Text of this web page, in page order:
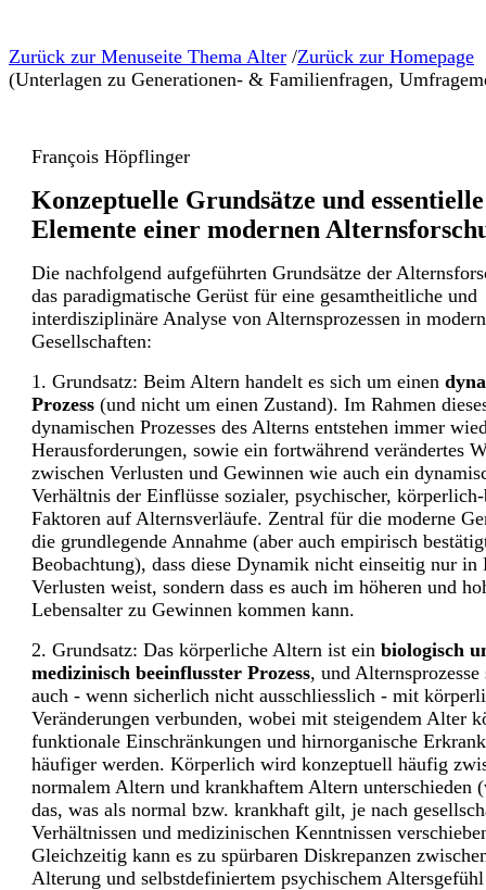
François Höpflinger
Konzeptuelle Grundsätze und essentielle
Elemente einer modernen
Die nachfolgend aufgeführten Grundsätze der
das paradigmatische Gerüst für eine gesamtheitliche und
interdisziplinäre Analyse von Alternsprozessen in
Gesellschaften:
1. Grundsatz: Beim Altern handelt es sich um einen
Prozess (und nicht um einen Zustand). Im Rahmen
dynamischen Prozesses des Alterns entstehen immer
Herausforderungen, sowie ein fortwährend verändertes
zwischen Verlusten und Gewinnen wie auch ein
Verhältnis der Einflüsse sozialer, psychischer,
Faktoren auf Alternsverläufe. Zentral für die moderne
die grundlegende Annahme (aber auch empirisch
Beobachtung), dass diese Dynamik nicht einseitig nur in
Verlusten weist, sondern dass es auch im höheren und
Lebensalter zu Gewinnen kommen kann.
2. Grundsatz: Das körperliche Altern ist ein biologisch
medizinisch beeinflusster Prozess, und
auch - wenn sicherlich nicht ausschliesslich - mit
Veränderungen verbunden, wobei mit steigendem Alter
funktionale Einschränkungen und hirnorganische
häufiger werden. Körperlich wird konzeptuell häufig
normalem Altern und krankhaftem Altern unterschieden
das, was als normal bzw. krankhaft gilt, je nach
Verhältnissen und medizinischen Kenntnissen
Gleichzeitig kann es zu spürbaren Diskrepanzen
Alterung und selbstdefiniertem psychischem
Zurück zur Menuseite Thema Alter /Zurück zur Homepage
(Unterlagen zu Generationen- & Familienfragen,